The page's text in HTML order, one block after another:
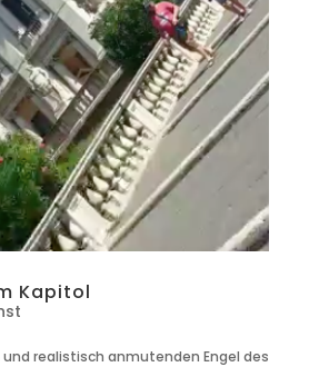
Kapitol
realistisch anmutenden Engel des